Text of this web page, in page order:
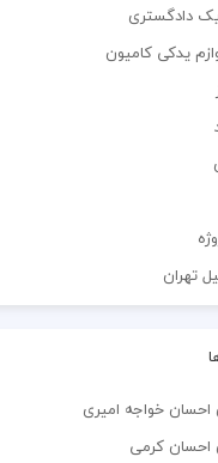
دادگستری
یدکی کامیون
تهران
خواجه امیری
کرمی